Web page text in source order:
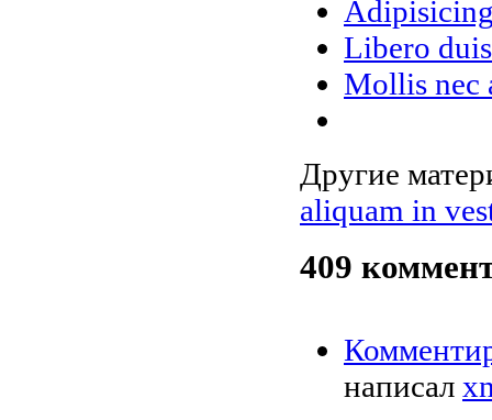
Libero
Mollis nec
Другие
aliquam in
409
написал